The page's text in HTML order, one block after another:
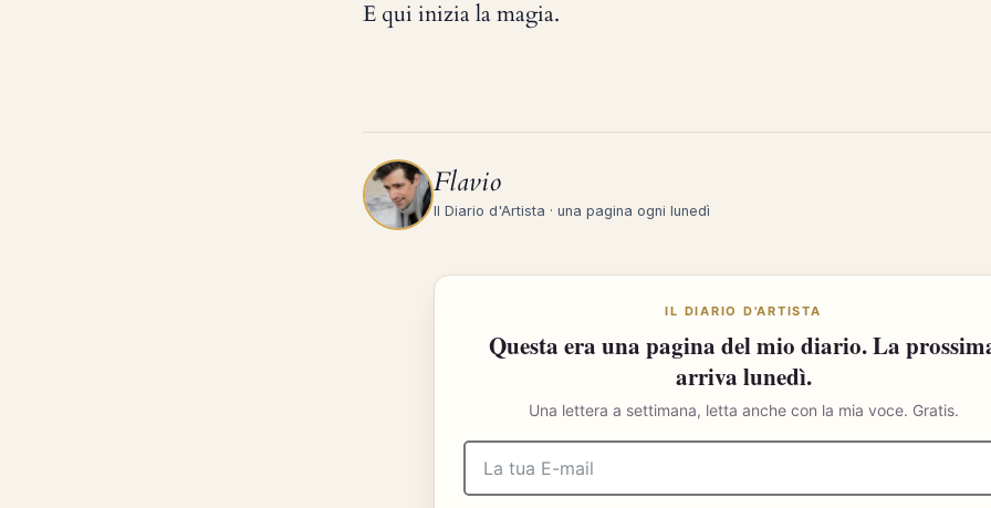
E qui inizia la magia.
Flavio
Il Diario d'Artista · una pagina ogni lunedì
IL DIARIO D'ARTISTA
Questa era una pagina del mio diario. La
arriva lunedì.
Una lettera a settimana, letta anche con la mia voce. Gratis.